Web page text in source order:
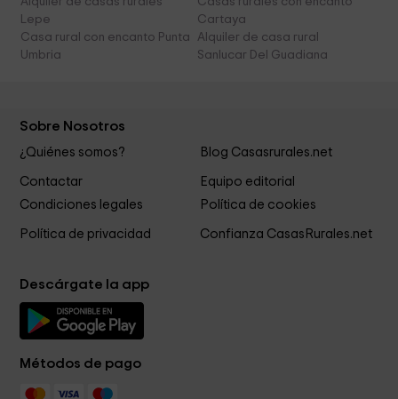
Lepe
Cartaya
Casa rural con encanto Punta
Umbria
Alquiler de casa rural
Sanlucar Del Guadiana
Sobre Nosotros
¿Quiénes somos? Blog Casasrurales.net
Contactar
Equipo editorial
Condiciones legales
Política de cookies
Política de privacidad Confianza CasasRurales.net
Descárgate la app
Métodos de pago